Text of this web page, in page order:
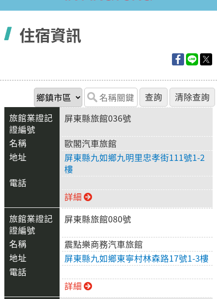
住宿資訊
屏東縣旅館036號
歐閣汽車旅館
屏東縣九如鄉九明里忠孝街111號1-2
樓
詳細
屏東縣旅館080號
震點樂商務汽車旅館
屏東縣九如鄉東寧村林森路17號1-3樓
詳細